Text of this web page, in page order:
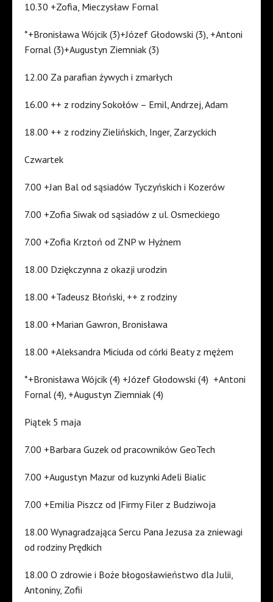
10.30 +Zofia, Mieczysław Fornal
*+Bronisława Wójcik (3)+Józef Głodowski (3), +Antoni
Fornal (3)+Augustyn Ziemniak (3)
12.00 Za parafian żywych i zmarłych
16.00 ++ z rodziny Sokołów – Emil, Andrzej, Adam
18.00 ++ z rodziny Zielińskich, Inger, Zarzyckich
Czwartek
7.00 +Jan Bal od sąsiadów Tyczyńskich i Kozerów
7.00 +Zofia Siwak od sąsiadów z ul. Osmeckiego
7.00 +Zofia Krztoń od ZNP w Hyżnem
18.00 Dziękczynna z okazji urodzin
18.00 +Tadeusz Błoński, ++ z rodziny
18.00 +Marian Gawron, Bronisława
18.00 +Aleksandra Miciuda od córki Beaty z mężem
*+Bronisława Wójcik (4) +Józef Głodowski (4) +Antoni
Fornal (4), +Augustyn Ziemniak (4)
Piątek 5 maja
7.00 +Barbara Guzek od pracowników GeoTech
7.00 +Augustyn Mazur od kuzynki Adeli Bialic
7.00 +Emilia Piszcz od |Firmy Filer z Budziwoja
18.00 Wynagradzająca Sercu Pana Jezusa za zniewagi
od rodziny Prędkich
18.00 O zdrowie i Boże błogosławieństwo dla Julii,
Antoniny, Zofii